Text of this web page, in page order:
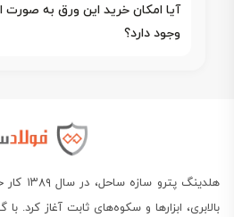
آیا امکان خرید این ورق به صورت
وجود دارد؟
هلدینگ
بالابری، ابزارها و سکوه‌های ثابت آغاز